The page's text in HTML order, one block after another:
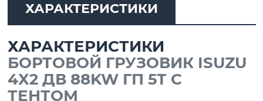
ХАРАКТЕРИСТИКИ
ХАРАКТЕРИСТИКИ
БОРТОВОЙ ГРУЗОВИК ISUZU
4X2 ДВ 88KW ГП 5Т С
ТЕНТОМ